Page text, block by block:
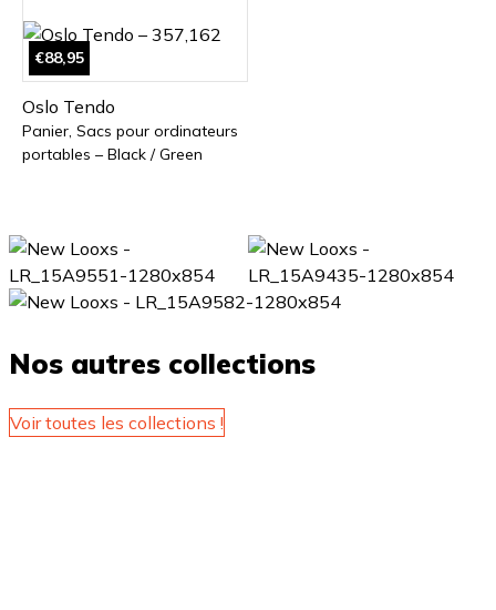
€88,95
Oslo Tendo
Panier, Sacs pour ordinateurs
portables – Black / Green
Nos autres collections
Voir toutes les collections !